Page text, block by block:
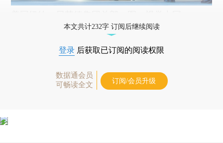
本文共计232字 订阅后继续阅读
登录 后获取已订阅的阅读权限
数据通会员
可畅读全文
订阅/会员升级